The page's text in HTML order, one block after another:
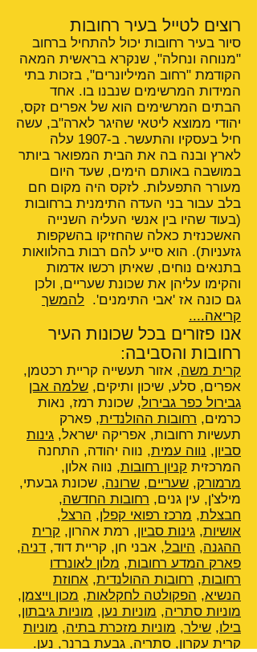
רוצים לטייל בעיר רחובות
סיור בעיר רחובות יכול להתחיל ברחוב
"מנוחה ונחלה", שנקרא בראשית המאה
הקודמת "רחוב המיליונרים", בזכות בתי
המידות המרשימים שנבנו בו. אחד
הבתים המרשימים הוא של אפרים זקס,
יהודי ממוצא ליטאי שהיגר לארה"ב, עשה
חיל בעסקיו והתעשר. ב-1907 עלה
לארץ ובנה בה את הבית המפואר ביותר
במושבה באותם הימים, שעד היום
מעורר התפעלות. לזקס היה מקום חם
בלב עבור בני העדה התימנית ברחובות
(בעוד שהיו בין אנשי העליה השנייה
האשכנזית כאלה שהחזיקו בהשקפות
גזעניות). הוא סייע להם רבות בהלוואות
בתנאים נוחים, שאיתן רכשו אדמות
והקימו עליהן את שכונת שעריים, ולכן
גם כונה אז 'אבי התימנים'. להמשך
קריאה....
אנו פזורים בכל שכונות העיר
רחובות והסביבה:
קרית משה, אזור תעשייה קריית רכטמן,
אפרים, סלע, שיכון ותיקים, שלמה אבן
גבירול כפר גבירול, שכונת רמז, נאות
כרמים, רחובות ההולנדית, פארק
תעשיות רחובות, אפריקה ישראל, גינות
סביון, נווה עמית, נווה יהודה, התחנה
המרכזית קניון רחובות, נווה אלון,
מרמורק, שעריים, שרונה, שכונת גבעתי,
מילצ'ן, עין גנים, רחובות החדשה,
חבצלת, מרכז רפואי קפלן, הרצל,
אושיות, גינות סביון, רמת אהרון, קרית
ההגנה, היובל, אבני חן, קריית דוד, דניה,
פארק המדע רחובות, מלון לאונרדו
רחובות, רחובות ההולנדית, אחוזת
הנשיא, הפקולטה לחקלאות, מכון וייצמן,
מוניות סתריה, מוניות נען, מוניות גיבתון,
בילו, שילר, מוניות מזכרת בתיה, מוניות
קרית עקרון, סתריה, גבעת ברנר, נען.